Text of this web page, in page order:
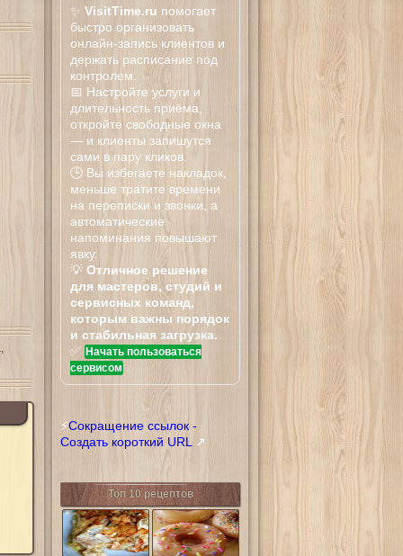
✨ VisitTime.ru помогает
быстро организовать
онлайн-запись клиентов и
держать расписание под
контролем.
📅 Настройте услуги и
длительность приёма,
откройте свободные окна
— и клиенты запишутся
сами в пару кликов.
🕒 Вы избегаете накладок,
меньше тратите времени
на переписки и звонки, а
автоматические
напоминания повышают
явку.
💡 Отличное решение
для мастеров, студий и
сервисных команд,
которым важны порядок
и стабильная загрузка.
✅ Начать пользоваться
сервисом
⚡Сокращение ссылок -
Создать короткий URL
↗
Топ 10 рецептов
Тилапия
запеченная в
сливочном
Донатсы Криспи
Крим